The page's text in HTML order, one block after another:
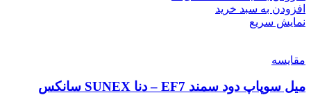
افزودن به سبد خرید
نمایش سریع
مقایسه
میل سوپاپ دود سمند EF7 – دنا SUNEX سانکس